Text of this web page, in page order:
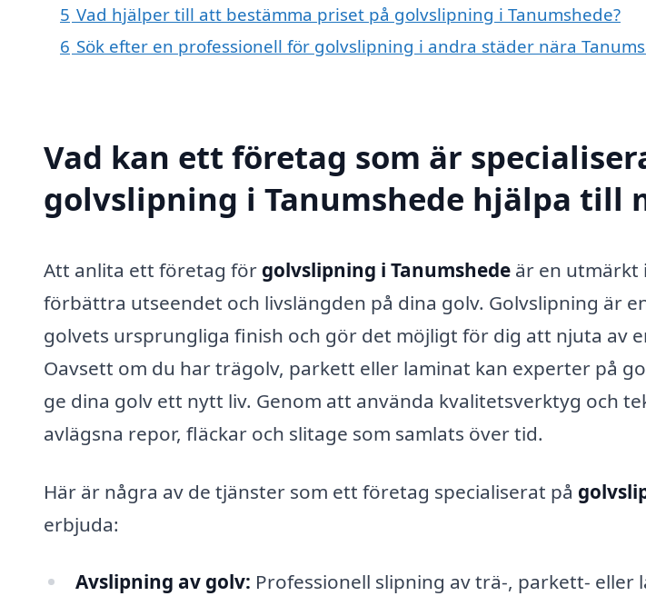
5 Vad hjälper till att bestämma priset på golvslipning i Tanumshede?
6 Sök efter en professionell för golvslipning i andra städer nära
Vad kan ett företag som är
golvslipning i Tanumshede hjälpa till
Att anlita ett företag för golvslipning i Tanumshede är en utmärkt
förbättra utseendet och livslängden på dina golv. Golvslipning är
golvets ursprungliga finish och gör det möjligt för dig att njuta av
Oavsett om du har trägolv, parkett eller laminat kan experter på
ge dina golv ett nytt liv. Genom att använda kvalitetsverktyg och
avlägsna repor, fläckar och slitage som samlats över tid.
Här är några av de tjänster som ett företag specialiserat på
erbjuda:
Avslipning av golv: Professionell slipning av trä-, parkett- eller